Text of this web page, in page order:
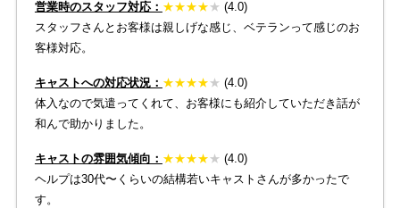
営業時のスタッフ対応： ★★★★★ (4.0)
スタッフさんとお客様は親しげな感じ、ベテランって感じのお
客様対応。
キャストへの対応状況： ★★★★★ (4.0)
体入なので気遣ってくれて、お客様にも紹介していただき話が
和んで助かりました。
キャストの雰囲気傾向： ★★★★★ (4.0)
ヘルプは30代〜くらいの結構若いキャストさんが多かったで
す。